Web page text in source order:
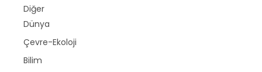
Diğer
Dünya
Çevre-Ekoloji
Bilim